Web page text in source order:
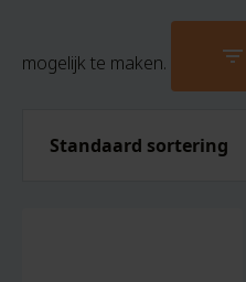
mogelijk te maken. filter_list